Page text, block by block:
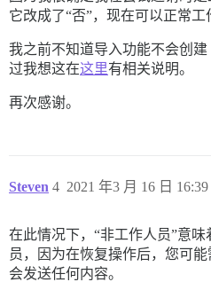
它改成了“否”，现在可以正常工
我之前不知道导入功能不会创
过我想这在这里有相关说明。
再次感谢。
Steven 2021 年3 月 16 日 16:39
4
在此情况下，“非工作人员”意
员，因为在恢复操作后，您可
会发送任何内容。